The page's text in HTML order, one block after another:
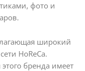
фото и
широкий
HoReCa.
бренда имеет